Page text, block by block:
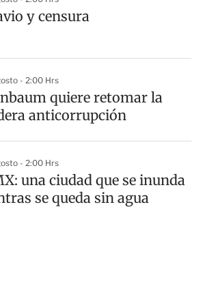
y censura
- 2:00 Hrs
quiere retomar la
anticorrupción
- 2:00 Hrs
una ciudad que se inunda
se queda sin agua